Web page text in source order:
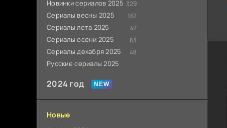
Новинки сериалов 2025 329
Сериалы весны 2025 167
Сериалы лета 2025 47
Сериалы осени 2025 63
Сериалы декабря 2025 48
Русские сериалы 2025
2024 год
Новые